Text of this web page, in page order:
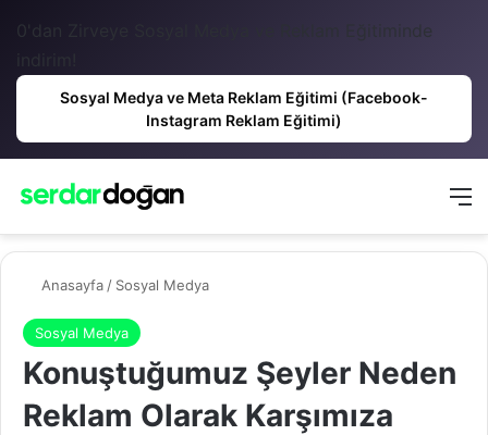
0'dan Zirveye Sosyal Medya ve Reklam Eğitiminde
indirim!
Sosyal Medya ve Meta Reklam Eğitimi (Facebook-
Instagram Reklam Eğitimi)
Anasayfa / Sosyal Medya
Sosyal Medya
Konuştuğumuz Şeyler Neden
Reklam Olarak Karşımıza